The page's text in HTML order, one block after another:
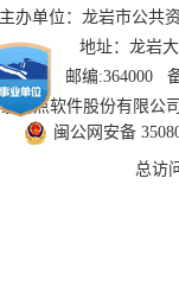
主办单位：龙岩市公共
地址：龙岩
邮编:364000
新点软件股份有限
闽公网安备
总访